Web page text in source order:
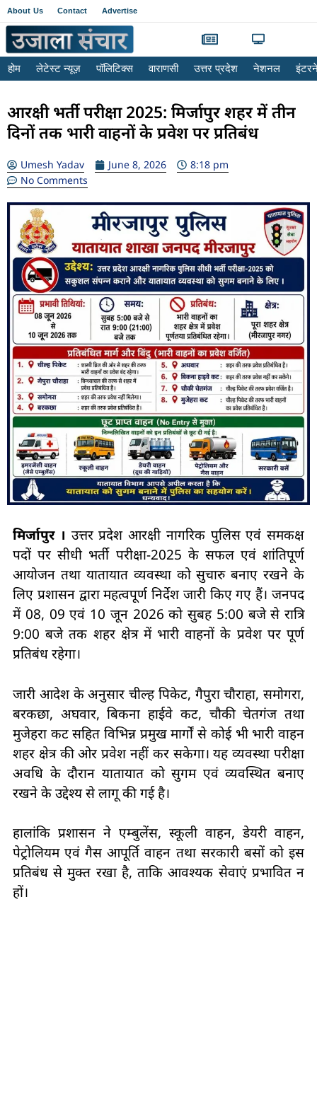
About Us Contact Advertise
होम लेटेस्ट न्यूज़ पॉलिटिक्स वाराणसी उत्तर प्रदेश नेशनल
आरक्षी भर्ती परीक्षा 2025: मिर्जापुर शहर में तीन
दिनों तक भारी वाहनों के प्रवेश पर प्रतिबंध
Umesh Yadav June 8, 2026
8:18 pm
No Comments
मिर्जापुर । उत्तर प्रदेश आरक्षी नागरिक पुलिस एवं समकक्ष
पदों पर सीधी भर्ती परीक्षा-2025 के सफल एवं शांतिपूर्ण
आयोजन तथा यातायात व्यवस्था को सुचारु बनाए रखने के
लिए प्रशासन द्वारा महत्वपूर्ण निर्देश जारी किए गए हैं। जनपद
में 08, 09 एवं 10 जून 2026 को सुबह 5:00 बजे से रात्रि
9:00 बजे तक शहर क्षेत्र में भारी वाहनों के प्रवेश पर पूर्ण
प्रतिबंध रहेगा।
जारी आदेश के अनुसार चील्ह पिकेट, गैपुरा चौराहा, समोगरा,
बरकछा, अघवार, बिकना हाईवे कट, चौकी चेतगंज तथा
मुजेहरा कट सहित विभिन्न प्रमुख मार्गों से कोई भी भारी वाहन
शहर क्षेत्र की ओर प्रवेश नहीं कर सकेगा। यह व्यवस्था परीक्षा
अवधि के दौरान यातायात को सुगम एवं व्यवस्थित बनाए
रखने के उद्देश्य से लागू की गई है।
हालांकि प्रशासन ने एम्बुलेंस, स्कूली वाहन, डेयरी वाहन,
पेट्रोलियम एवं गैस आपूर्ति वाहन तथा सरकारी बसों को इस
प्रतिबंध से मुक्त रखा है, ताकि आवश्यक सेवाएं प्रभावित न
हों।